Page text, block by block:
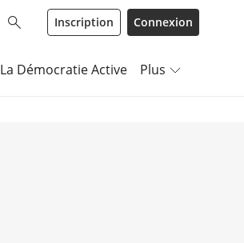
Inscription Connexion
La Démocratie Active Plus